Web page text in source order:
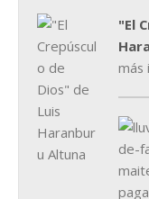
"El
más